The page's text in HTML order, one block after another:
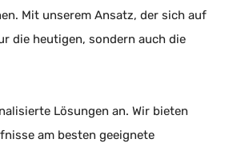
Mit unserem Ansatz, der sich auf
die heutigen, sondern auch die
Lösungen an. Wir bieten
am besten geeignete